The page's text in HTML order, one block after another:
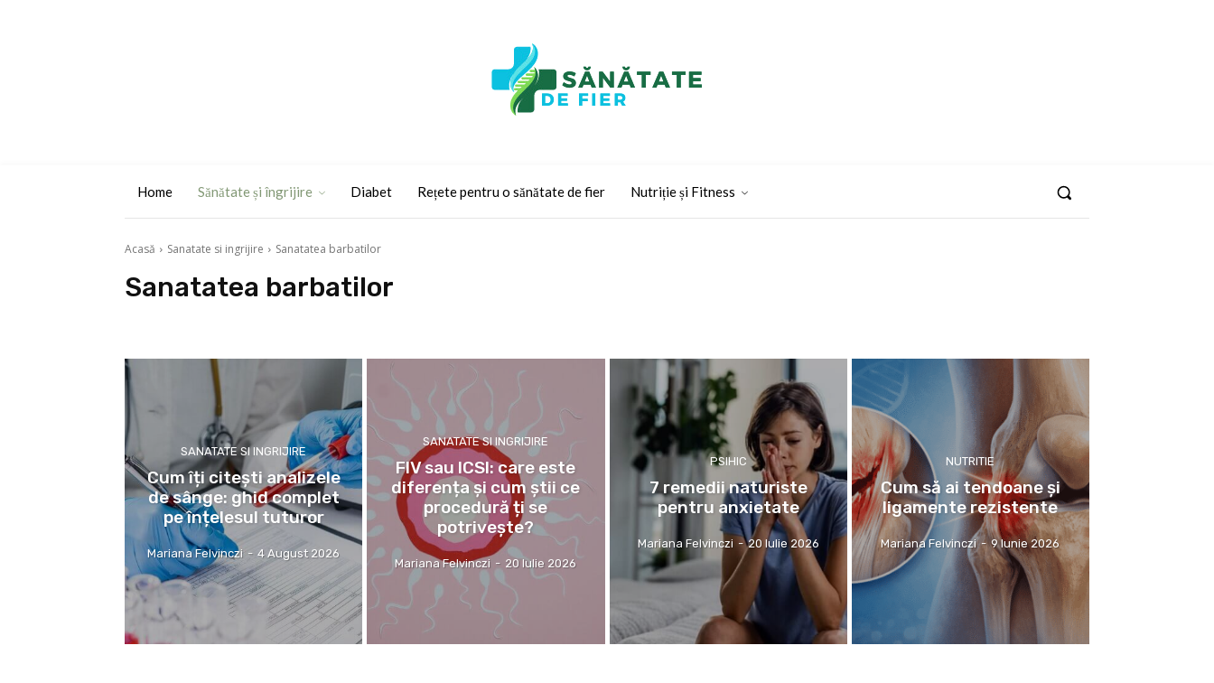
Home Sănătate și îngrijire Diabet Rețete pentru o sănătate de fier Nutriție și Fitness
Acasă Sanatate si ingrijire Sanatatea barbatilor
Sanatatea barbatilor
SANATATE SI INGRIJIRE
Cum îți citești analizele
de sânge: ghid complet
pe înțelesul tuturor
Mariana Felvinczi - 4 August 2026
SANATATE SI INGRIJIRE
FIV sau ICSI: care este
diferența și cum știi ce
procedură ți se
potrivește?
Mariana Felvinczi - 20 Iulie 2026
PSIHIC
7 remedii naturiste
pentru anxietate
Mariana Felvinczi - 20 Iulie 2026
NUTRITIE
Cum să ai tendoane şi
ligamente rezistente
Mariana Felvinczi - 9 Iunie 2026